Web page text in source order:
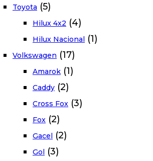
Toyota (5)
Hilux 4x2 (4)
Hilux Nacional (1)
Volkswagen (17)
Amarok (1)
Caddy (2)
Cross Fox (3)
Fox (2)
Gacel (2)
Gol (3)